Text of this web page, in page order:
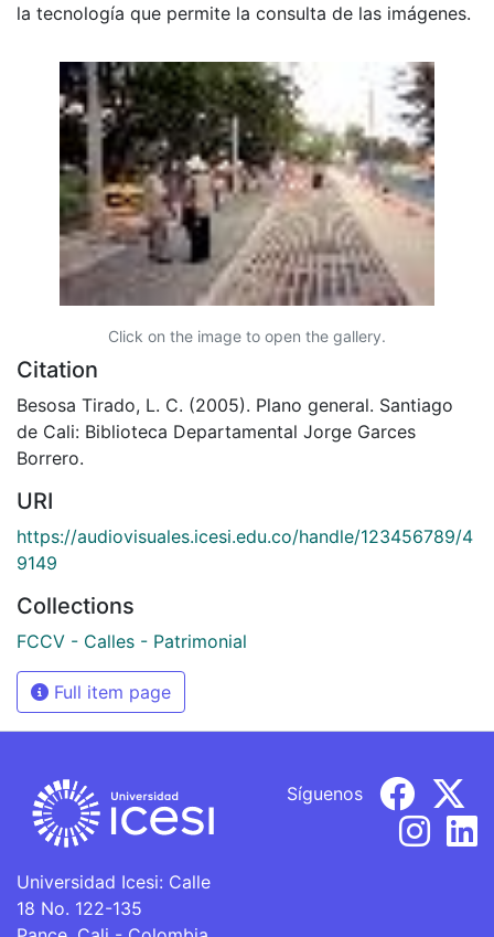
la tecnología que permite la consulta de las imágenes.
Click on the image to open the gallery.
Citation
Besosa Tirado, L. C. (2005). Plano general. Santiago
de Cali: Biblioteca Departamental Jorge Garces
Borrero.
URI
https://audiovisuales.icesi.edu.co/handle/123456789/4
9149
Collections
FCCV - Calles - Patrimonial
Full item page
Universidad Icesi: Calle
18 No. 122-135
Síguenos